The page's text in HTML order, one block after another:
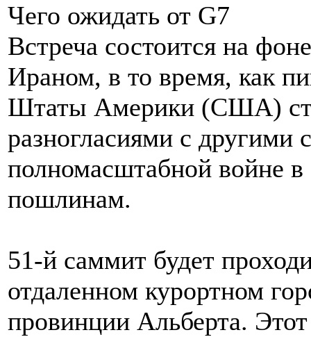
Чего ожидать от G7
Встреча состоится на
Ираном, в то время, как
Штаты Америки (США)
разногласиями с другими
полномасштабной войне
пошлинам.
51-й саммит будет
отдаленном курортном
провинции Альберта.